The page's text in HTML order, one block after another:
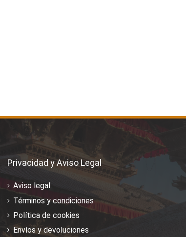
Privacidad y Aviso Legal
Aviso legal
Términos y condiciones
Política de cookies
Envíos y devoluciones